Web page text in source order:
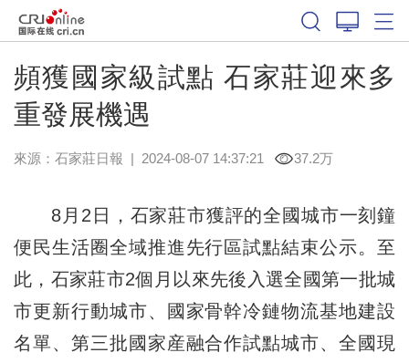
頻獲國家級試點 石家莊迎來多
重發展機遇
來源： 石家莊日報 | 2024-08-07 14:37:21 37.2万
8月2日，石家莊市獲評的全國城市一刻鐘
便民生活圈全域推進先行區試點結束公示。至
此，石家莊市2個月以來先後入選全國第一批城
市更新行動城市、國家骨幹冷鏈物流基地建設
名單、第三批國家産融合作試點城市、全國現